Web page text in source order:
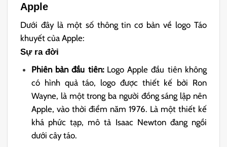
Apple
Dưới đây là một số thông tin cơ bản về logo Táo
khuyết của Apple:
Sự ra đời
Phiên bản đầu tiên:Logo Apple đầu tiên không
có hình quả táo, logo được thiết kế bởi Ron
Wayne, là một trong ba người đồng sáng lập nên
Apple, vào thời điểm năm 1976. Là một thiết kế
khá phức tạp, mô tả Isaac Newton đang ngồi
dưới cây táo.